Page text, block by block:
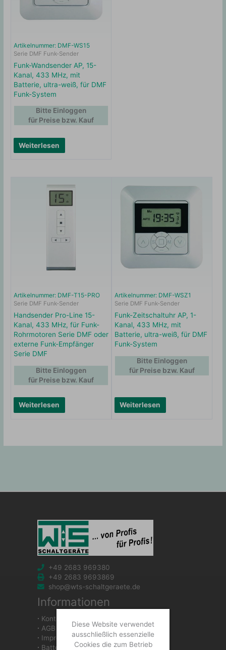
Artikelnummer: DMF-WS15
Serie DMF Funk-Sender
Funk-Wandsender AP, 15-
Kanal, 433 MHz, mit
Batterie, ultra-weiß, für DMF
Funk-System
Weiterlesen
Bitte Einloggen
für Preise bzw. Kauf
Artikelnummer: DMF-T15-PRO
Serie DMF Funk-Sender
Handsender Pro-Line 15-
Kanal, 433 MHz, für Funk-
Rohrmotoren Serie DMF oder
externe Funk-Empfänger
Serie DMF
Weiterlesen
Bitte Einloggen
für Preise bzw. Kauf
Artikelnummer: DMF-WSZ1
Serie DMF Funk-Sender
Funk-Zeitschaltuhr AP, 1-
Kanal, 433 MHz, mit
Batterie, ultra-weiß, für DMF
Funk-System
Weiterlesen
Bitte Einloggen
für Preise bzw. Kauf
+49 2683 969380
+49 2683 9693869
shop@wts-schaltgeraete.de
Informationen
∙ Kontakt
∙ AGB
∙ Impressum
∙ Batteriegesetzhinweise
Diese Website verwendet
ausschließlich essenzielle
Cookies die zum Betrieb